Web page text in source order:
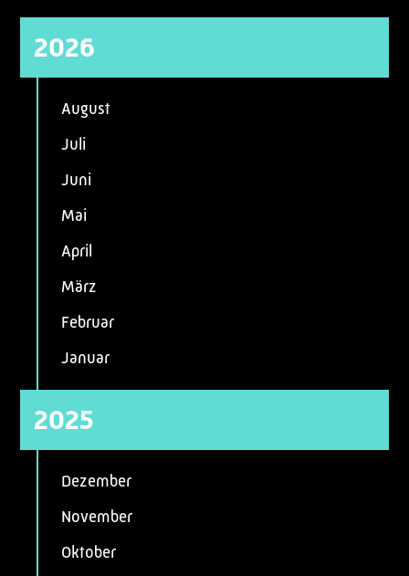
2026
August
Juli
Juni
Mai
April
März
Februar
Januar
2025
Dezember
November
Oktober